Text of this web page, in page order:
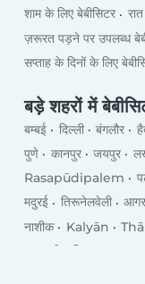
शाम के लिए बेबीसिटर
ज़रूरत पड़ने पर उपलब्ध
सप्ताह के दिनों के लिए
बड़े शहरों में
बम्बई दिल्ली बंगलौर
पुणे
कानपुर जयपुर
Rasapūdipalem
मदुरई
तिरूनेलवेली
नाशीक
Kalyān
वाराणसी
विजयवाडा